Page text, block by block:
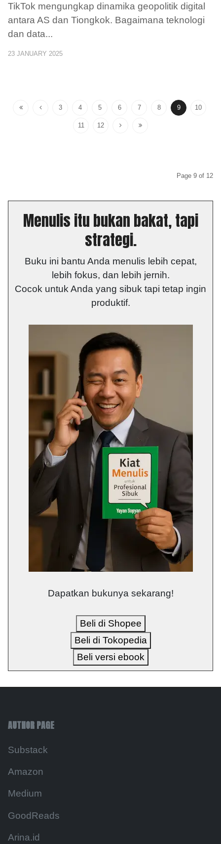
TikTok mengungkap dinamika geopolitik digital
antara AS dan Tiongkok. Bagaimana teknologi
dan data...
23 JANUARY 2025
3 4 5 6 7 8 9 10
11 12
Page 9 of 12
Menulis itu bukan bakat, tapi
strategi.
Buku ini bantu Anda menulis lebih cepat,
lebih fokus, dan lebih jernih.
Cocok untuk Anda yang sibuk tapi tetap ingin
produktif.
Dapatkan bukunya sekarang!
Beli di Shopee
Beli di Tokopedia
Beli versi ebook
AUTHOR PAGE
Substack
Amazon
Medium
GoodReads
Arina.id